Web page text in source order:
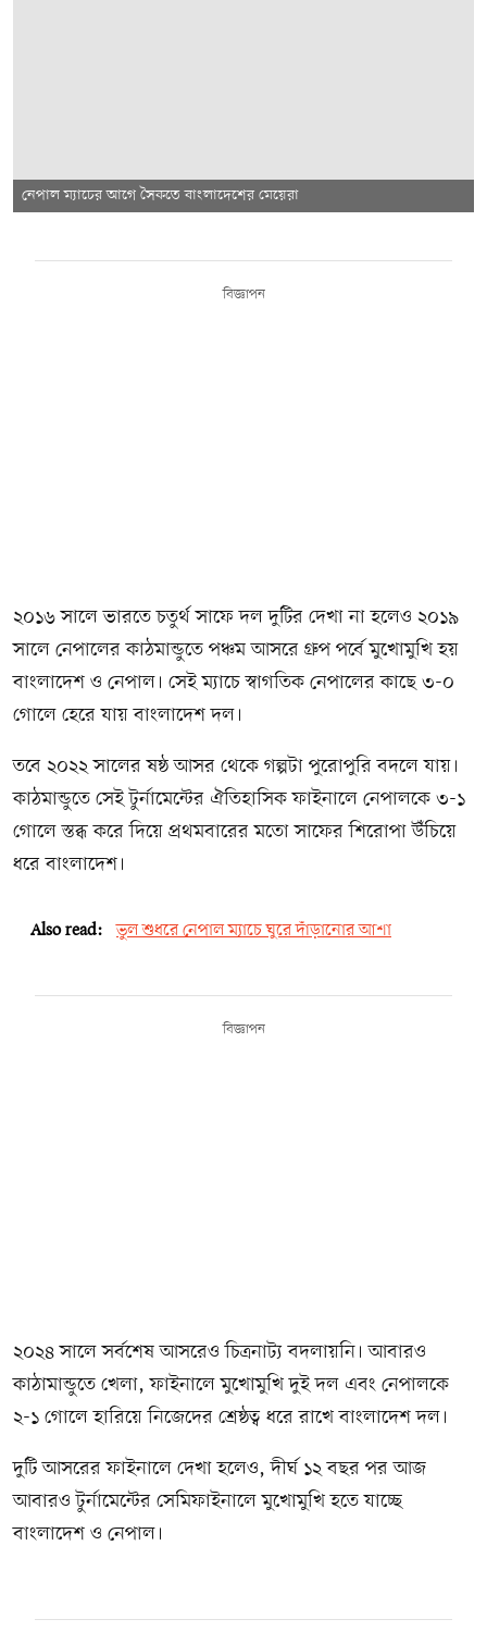
নেপাল ম্যাচের আগে সৈকতে বাংলাদেশের মেয়েরা
বিজ্ঞাপন
২০১৬ সালে ভারতে চতুর্থ সাফে দল দুটির দেখা না হলেও ২০১৯
সালে নেপালের কাঠমান্ডুতে পঞ্চম আসরে গ্রুপ পর্বে মুখোমুখি হয়
বাংলাদেশ ও নেপাল। সেই ম্যাচে স্বাগতিক নেপালের কাছে ৩-০
গোলে হেরে যায় বাংলাদেশ দল।
তবে ২০২২ সালের ষষ্ঠ আসর থেকে গল্পটা পুরোপুরি বদলে যায়।
কাঠমান্ডুতে সেই টুর্নামেন্টের ঐতিহাসিক ফাইনালে নেপালকে ৩-১
গোলে স্তব্ধ করে দিয়ে প্রথমবারের মতো সাফের শিরোপা উঁচিয়ে
ধরে বাংলাদেশ।
Also read: ভুল শুধরে নেপাল ম্যাচে ঘুরে দাঁড়ানোর আশা
বিজ্ঞাপন
২০২৪ সালে সর্বশেষ আসরেও চিত্রনাট্য বদলায়নি। আবারও
কাঠামান্ডুতে খেলা, ফাইনালে মুখোমুখি দুই দল এবং নেপালকে
২-১ গোলে হারিয়ে নিজেদের শ্রেষ্ঠত্ব ধরে রাখে বাংলাদেশ দল।
দুটি আসরের ফাইনালে দেখা হলেও, দীর্ঘ ১২ বছর পর আজ
আবারও টুর্নামেন্টের সেমিফাইনালে মুখোমুখি হতে যাচ্ছে
বাংলাদেশ ও নেপাল।